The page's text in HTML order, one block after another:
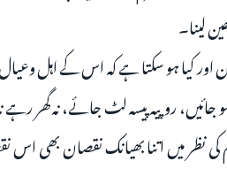
لینا۔
اور کیا ہو سکتا ہے کہ اس کے اہل
روپیہ پیسہ لٹ جائے، نہ گھر
کی نظر میں اتنا بھیانک نقصان